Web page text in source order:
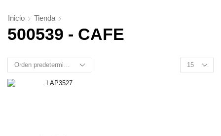
Inicio Tienda
500539 - CAFE
Products
per